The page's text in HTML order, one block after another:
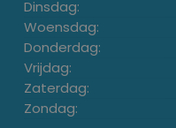
Dinsdag:
Woensdag:
Donderdag:
Vrijdag:
Zaterdag:
Zondag: